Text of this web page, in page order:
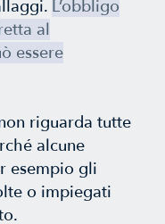
L’obbligo
al
essere
riguarda tutte
alcune
esempio gli
o impiegati